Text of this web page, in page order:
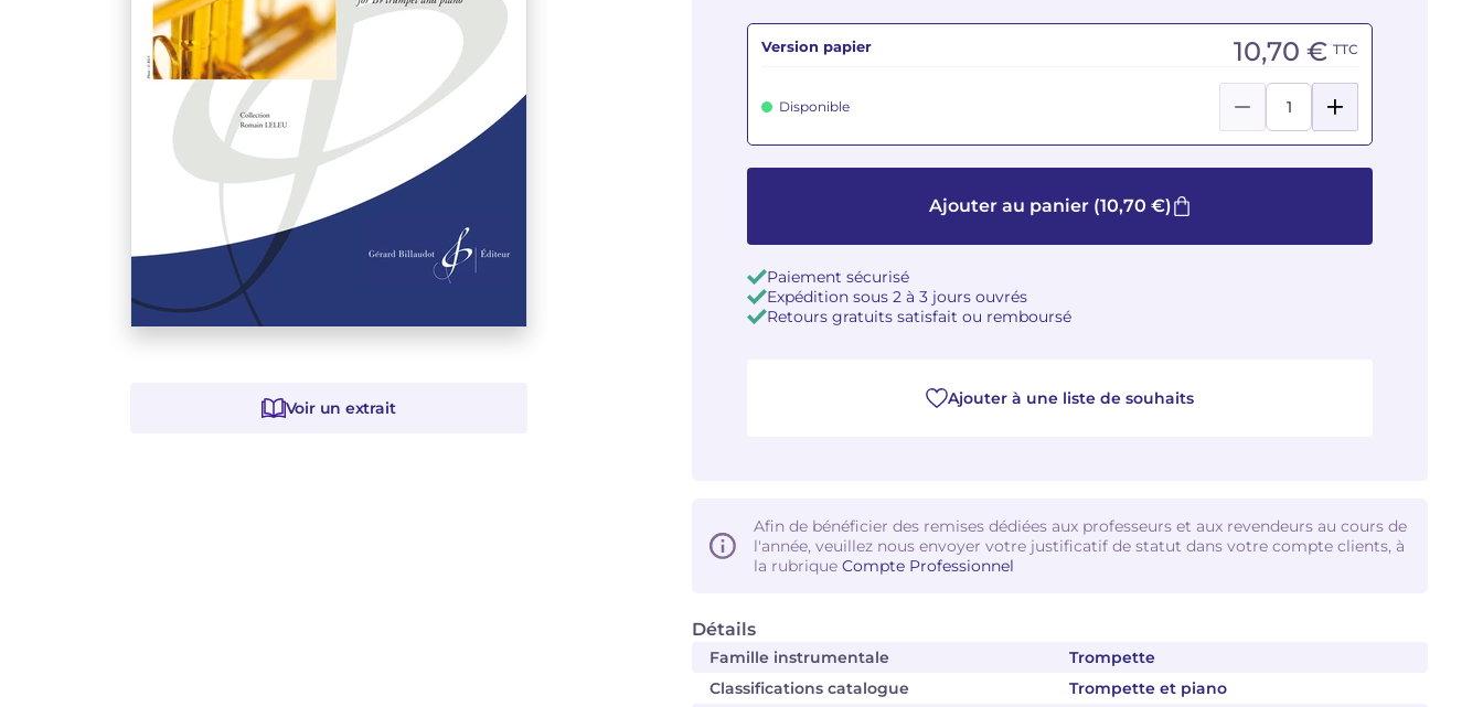
Détails
Famille instrumentale
Trompette
Classifications catalogue
Trompette et piano
Version papier 10,70 € TTC
Disponible
Ajouter au panier(10,70 €)
Paiement sécurisé
Expédition sous 2 à 3 jours ouvrés
Retours gratuits satisfait ou remboursé
Ajouter à une liste de souhaits
Afin de bénéficier des remises dédiées aux professeurs et aux revendeurs au cours de
l'année, veuillez nous envoyer votre justificatif de statut dans votre compte clients, à
la rubrique Compte Professionnel
Voir un extrait